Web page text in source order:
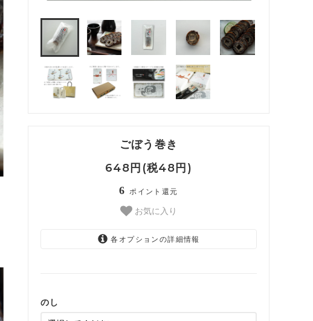
ごぼう巻き
648円(税48円)
6 ポイント還元
お気に入り
各オプションの詳細情報
のし